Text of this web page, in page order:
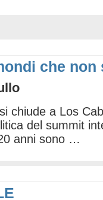
che
chiude a Los
del summit
anni sono …